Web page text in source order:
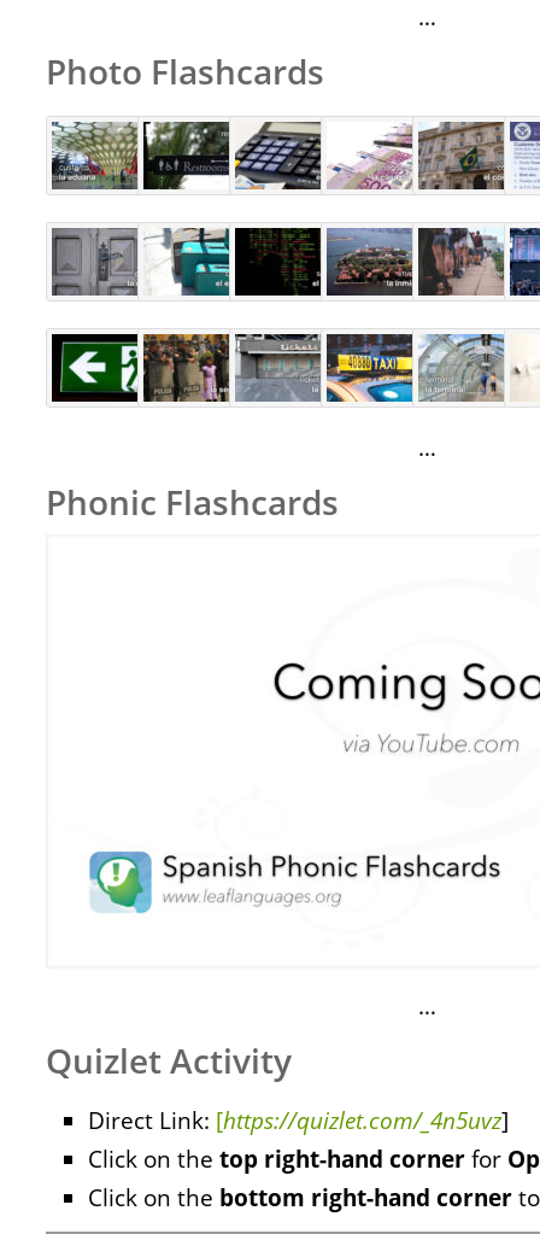
…
Photo Flashcards
…
Phonic Flashcards
…
Quizlet Activity
Direct Link: [https://quizlet.com/_4n5uvz]
Click on the top right-hand cornerfor
Click on the bottom right-hand corner